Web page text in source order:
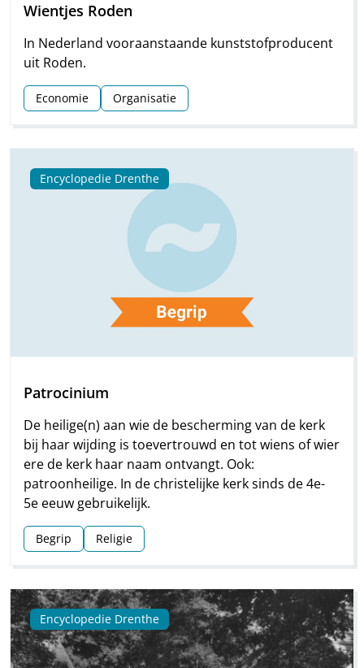
Wientjes Roden
In Nederland vooraanstaande kunststofproducent
uit Roden.
Economie Organisatie
Encyclopedie Drenthe
Patrocinium
De heilige(n) aan wie de bescherming van de kerk
bij haar wijding is toevertrouwd en tot wiens of wier
ere de kerk haar naam ontvangt. Ook:
patroonheilige. In de christelijke kerk sinds de 4e-
5e eeuw gebruikelijk.
Begrip Religie
Encyclopedie Drenthe